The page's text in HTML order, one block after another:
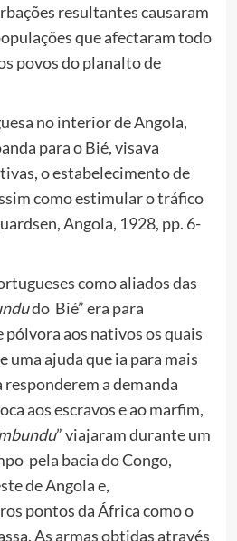
resultantes causaram
que afectaram todo
povos do planalto de
no interior de Angola,
para o Bié, visava
o estabelecimento de
como estimular o tráfico
Angola, 1928, pp. 6-
como aliados das
do Bié” era para
aos nativos os quais
uma ajuda que ia para mais
a demanda
aos escravos e ao marfim,
” viajaram durante um
pela bacia do Congo,
de Angola e,
pontos da África como o
As armas obtidas através